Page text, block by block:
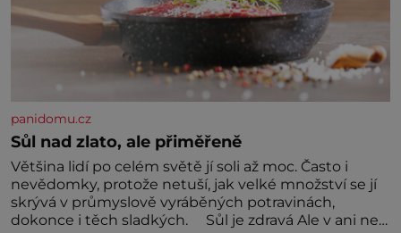
panidomu.cz
Sůl nad zlato, ale přiměřeně
Většina lidí po celém světě jí soli až moc. Často i
nevědomky, protože netuší, jak velké množství se jí
skrývá v průmyslově vyráběných potravinách,
dokonce i těch sladkých. Sůl je zdravá Ale v ani ne